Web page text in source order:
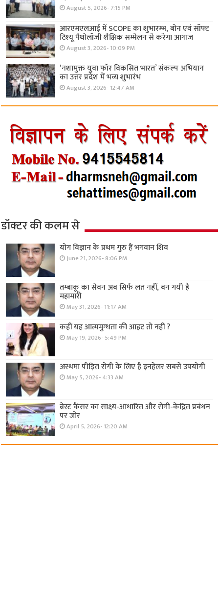
August 5, 2026- 7:15 PM
आरएमएलआई में SCOPE का शुभारम्भ, बोन एवं सॉफ्ट
टिश्यू पैथोलॉजी शैक्षिक सम्मेलन से करेगा आगाज
August 3, 2026- 10:09 PM
‘नशामुक्त युवा फॉर विकसित भारत’ संकल्प अभियान
का उत्तर प्रदेश में भव्य शुभारंभ
August 3, 2026- 12:47 AM
डॉक्टर की कलम से
योग विज्ञान के प्रथम गुरु हैं भगवान शिव
June 21, 2026- 8:06 PM
तम्बाकू का सेवन अब सिर्फ लत नहीं, बन गयी है
महामारी
May 31, 2026- 11:17 AM
कहीं यह आत्ममुग्धता की आहट तो नहीं ?
May 19, 2026- 5:49 PM
अस्थमा पीड़ित रोगी के लिए है इनहेलर सबसे उपयोगी
May 5, 2026- 4:33 AM
ब्रेस्ट कैंसर का साक्ष्य-आधारित और रोगी-केंद्रित प्रबंधन
पर जोर
April 5, 2026- 12:20 AM